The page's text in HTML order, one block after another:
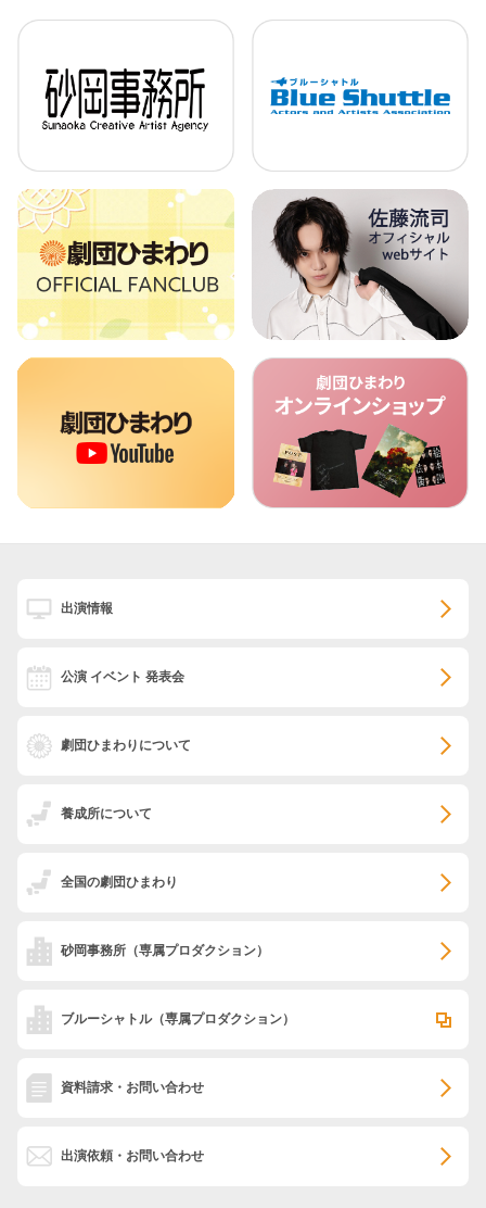
出演情報
公演 イベント 発表会
劇団ひまわりについて
養成所について
全国の劇団ひまわり
砂岡事務所 （専属プロダクション）
ブルーシャトル（専属プロダクション）
資料請求・お問い合わせ
出演依頼・お問い合わせ